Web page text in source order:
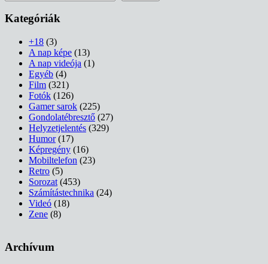
Kategóriák
+18 (3)
A nap képe (13)
A nap videója (1)
Egyéb (4)
Film (321)
Fotók (126)
Gamer sarok (225)
Gondolatébresztő (27)
Helyzetjelentés (329)
Humor(17)
Képregény (16)
Mobiltelefon (23)
Retro (5)
Sorozat (453)
Számítástechnika (24)
Videó (18)
Zene (8)
Archívum